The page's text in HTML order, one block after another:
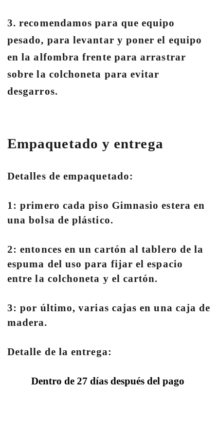
3. recomendamos para que equipo
pesado, para levantar y poner el equipo
en la alfombra frente para arrastrar
sobre la colchoneta para evitar
desgarros.
Empaquetado y entrega
Detalles de empaquetado:
1: primero cada piso Gimnasio estera en
una bolsa de plástico.
2: entonces en un cartón al tablero de la
espuma del uso para fijar el espacio
entre la colchoneta y el cartón.
3: por último, varias cajas en una caja de
madera.
Detalle de la entrega:
Dentro de 27 días después del pago